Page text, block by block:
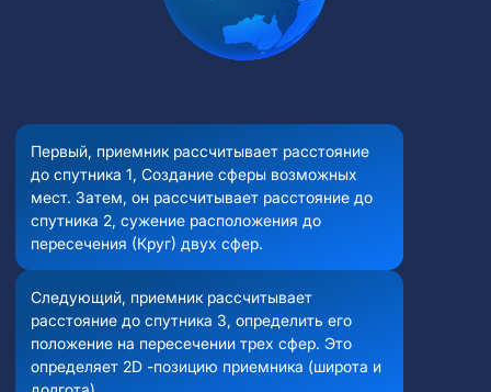
Первый, приемник рассчитывает расстояние
до спутника 1, Создание сферы возможных
мест. Затем, он рассчитывает расстояние до
спутника 2, сужение расположения до
пересечения (Круг) двух сфер.
Следующий, приемник рассчитывает
расстояние до спутника 3, определить его
положение на пересечении трех сфер. Это
определяет 2D -позицию приемника (широта и